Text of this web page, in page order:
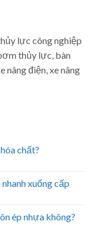
lực công nghiệp
thủy lực, bàn
nâng điện, xe nâng
chất?
xuống cấp
ép nhựa không?